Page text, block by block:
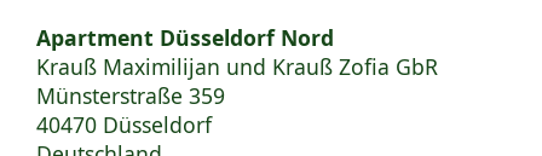
Apartment Düsseldorf Nord
Krauß Maximilijan und Krauß Zofia GbR
Münsterstraße 359
40470 Düsseldorf